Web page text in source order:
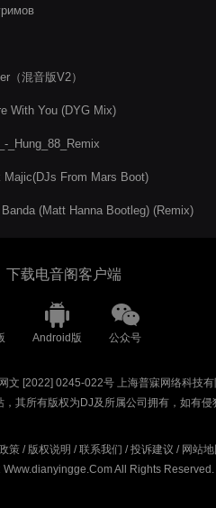
（混音版V2）
With You (DYG Mix)
_Hung_88_Remix
Majic(DJs From Mars Boot)
(Matt Hanna Bootleg) (Remix)
下载电音阁客户端
Android版 公众号
文 [2022] 0245-022号 上海普寐网络科技有
其所有版权为DJ及所属公司拥有，如有
策/ 版权说明 /联系我们 /投诉建议 / 网站地
All Rights Reserved.